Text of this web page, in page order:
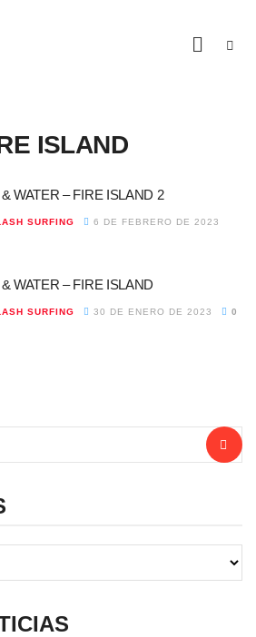
ISLAND
WATER – FIRE ISLAND 2
SURFING 6 DE FEBRERO DE 2023
WATER – FIRE ISLAND
SURFING 30 DE ENERO DE 2023 0